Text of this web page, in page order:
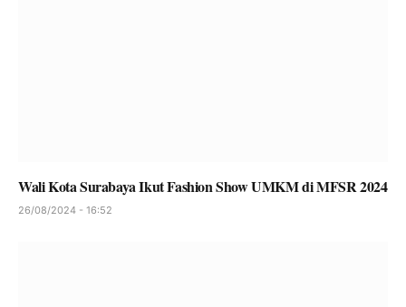
Wali Kota Surabaya Ikut Fashion Show UMKM di MFSR 2024
26/08/2024 - 16:52